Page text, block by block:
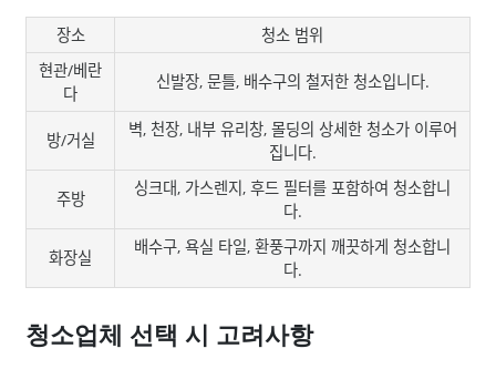
장소
청소 범위
현관/베란
다
신발장, 문틀, 배수구의 철저한 청소입니다.
방/거실
벽, 천장, 내부 유리창, 몰딩의 상세한 청소가 이루어
집니다.
주방
싱크대, 가스렌지, 후드 필터를 포함하여 청소합니
다.
화장실
배수구, 욕실 타일, 환풍구까지 깨끗하게 청소합니
다.
청소업체 선택 시 고려사항